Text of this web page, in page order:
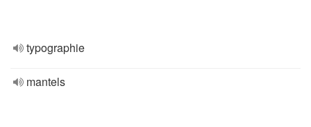
typographie
mantels